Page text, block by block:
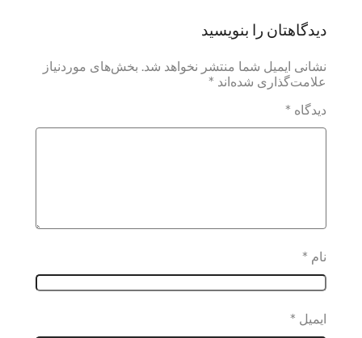
دیدگاهتان را بنویسید
نشانی ایمیل شما منتشر نخواهد شد. بخش‌های موردنیاز
علامت‌گذاری شده‌اند *
دیدگاه *
نام *
ایمیل *